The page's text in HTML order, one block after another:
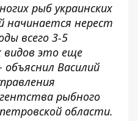
рыб украинских
начинается нерест
всего 3-5
видов это еще
Василий
рыбного
области.